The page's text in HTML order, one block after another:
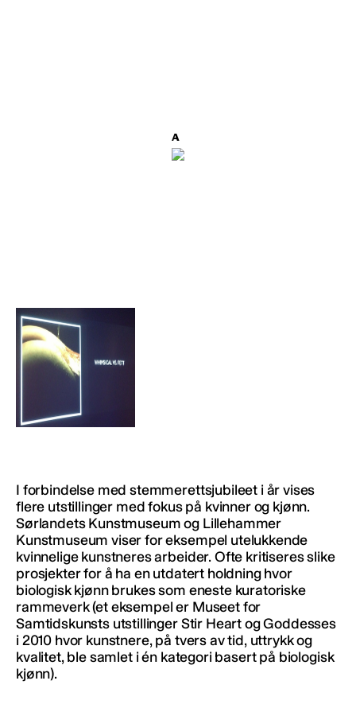
I forbindelse med stemmerettsjubileet i år vises
flere utstillinger med fokus på kvinner og kjønn.
Sørlandets Kunstmuseum og Lillehammer
Kunstmuseum viser for eksempel utelukkende
kvinnelige kunstneres arbeider. Ofte kritiseres slike
prosjekter for å ha en utdatert holdning hvor
biologisk kjønn brukes som eneste kuratoriske
rammeverk (et eksempel er Museet for
Samtidskunsts utstillinger Stir Heart og Goddesses
i 2010 hvor kunstnere, på tvers av tid, uttrykk og
kvalitet, ble samlet i én kategori basert på biologisk
kjønn).